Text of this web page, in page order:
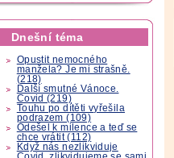
Dnešní téma
Opustit nemocného
manžela? Je mi strašně.
(218)
Další smutné Vánoce.
Covid (219)
Touhu po dítěti vyřešila
podrazem (109)
Odešel k milence a teď se
chce vrátit (112)
Když nás nezlikviduje